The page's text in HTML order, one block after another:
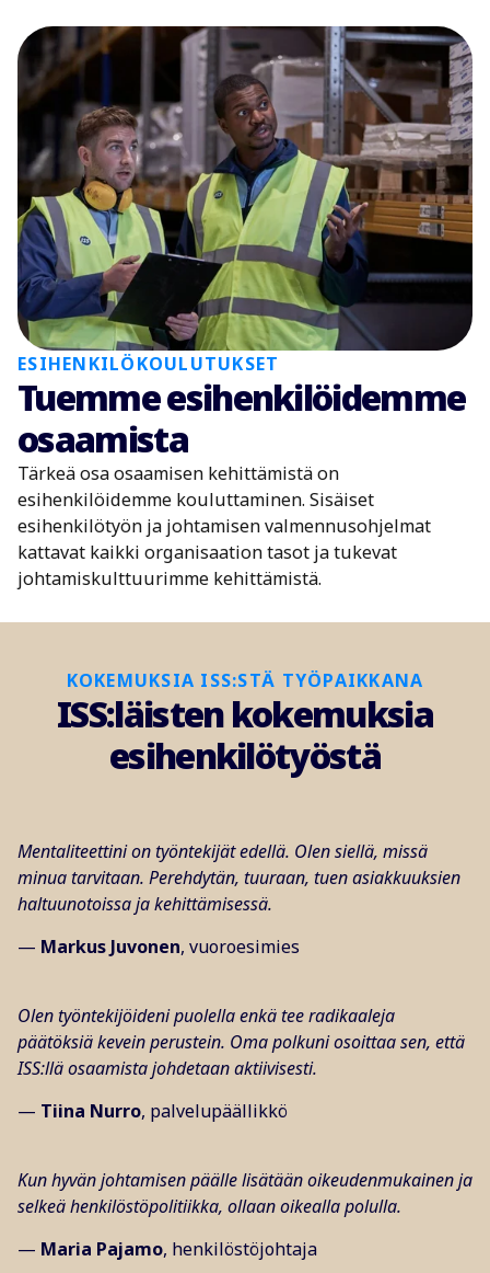
ESIHENKILÖKOULUTUKSET
Tuemme esihenkilöidemme
osaamista
Tärkeä osa osaamisen kehittämistä on
esihenkilöidemme kouluttaminen. Sisäiset
esihenkilötyön ja johtamisen valmennusohjelmat
kattavat kaikki organisaation tasot ja tukevat
johtamiskulttuurimme kehittämistä.
KOKEMUKSIA ISS:STÄ TYÖPAIKKANA
ISS:läisten kokemuksia
esihenkilötyöstä
Mentaliteettini on työntekijät edellä. Olen siellä, missä
minua tarvitaan. Perehdytän, tuuraan, tuen asiakkuuksien
haltuunotoissa ja kehittämisessä.
— Markus Juvonen, vuoroesimies
Olen työntekijöideni puolella enkä tee radikaaleja
päätöksiä kevein perustein. Oma polkuni osoittaa sen, että
ISS:llä osaamista johdetaan aktiivisesti.
— Tiina Nurro, palvelupäällikkö
Kun hyvän johtamisen päälle lisätään oikeudenmukainen ja
selkeä henkilöstöpolitiikka, ollaan oikealla polulla.
— Maria Pajamo, henkilöstöjohtaja